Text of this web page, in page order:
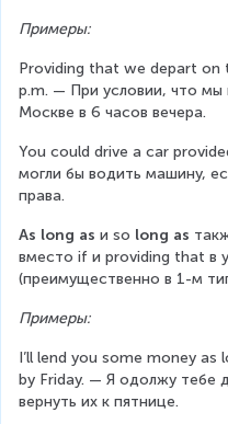
Примеры:
Providing that we depart
p.m. — При условии, что
Москве в 6 часов вечера.
You could drive a car
могли бы водить машину,
права.
As long as и so long as
вместо if и providing that в
(преимущественно в 1-м
Примеры:
I’ll lend you some money
by Friday. — Я одолжу тебе
вернуть их к пятнице.